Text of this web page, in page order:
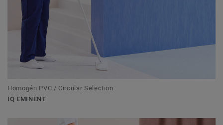
Homogén PVC / Circular Selection
IQ EMINENT